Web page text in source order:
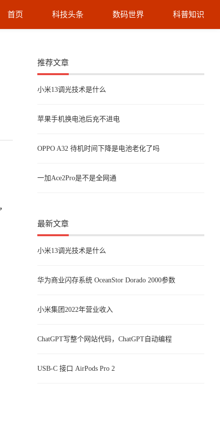
首页 科技头条 数码世界 科普知识
推荐文章
小米13调光技术是什么
苹果手机换电池后充不进电
OPPO A32 待机时间下降是电池老化了吗
一加Ace2Pro是不是全网通
最新文章
小米13调光技术是什么
华为商业闪存系统 OceanStor Dorado 2000参数
小米集团2022年营业收入
ChatGPT写整个网站代码，ChatGPT自动编程
USB-C 接口 AirPods Pro 2